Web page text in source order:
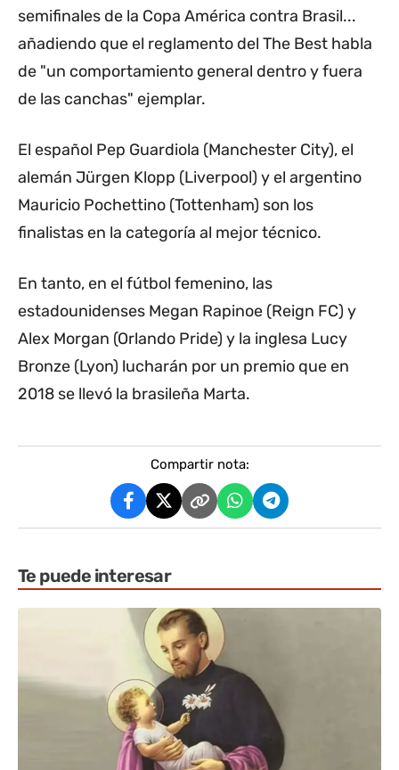
semifinales de la Copa América contra Brasil...
añadiendo que el reglamento del The Best habla
de "un comportamiento general dentro y fuera
de las canchas" ejemplar.
El español Pep Guardiola (Manchester City), el
alemán Jürgen Klopp (Liverpool) y el argentino
Mauricio Pochettino (Tottenham) son los
finalistas en la categoría al mejor técnico.
En tanto, en el fútbol femenino, las
estadounidenses Megan Rapinoe (Reign FC) y
Alex Morgan (Orlando Pride) y la inglesa Lucy
Bronze (Lyon) lucharán por un premio que en
2018 se llevó la brasileña Marta.
Compartir nota:
Te puede interesar